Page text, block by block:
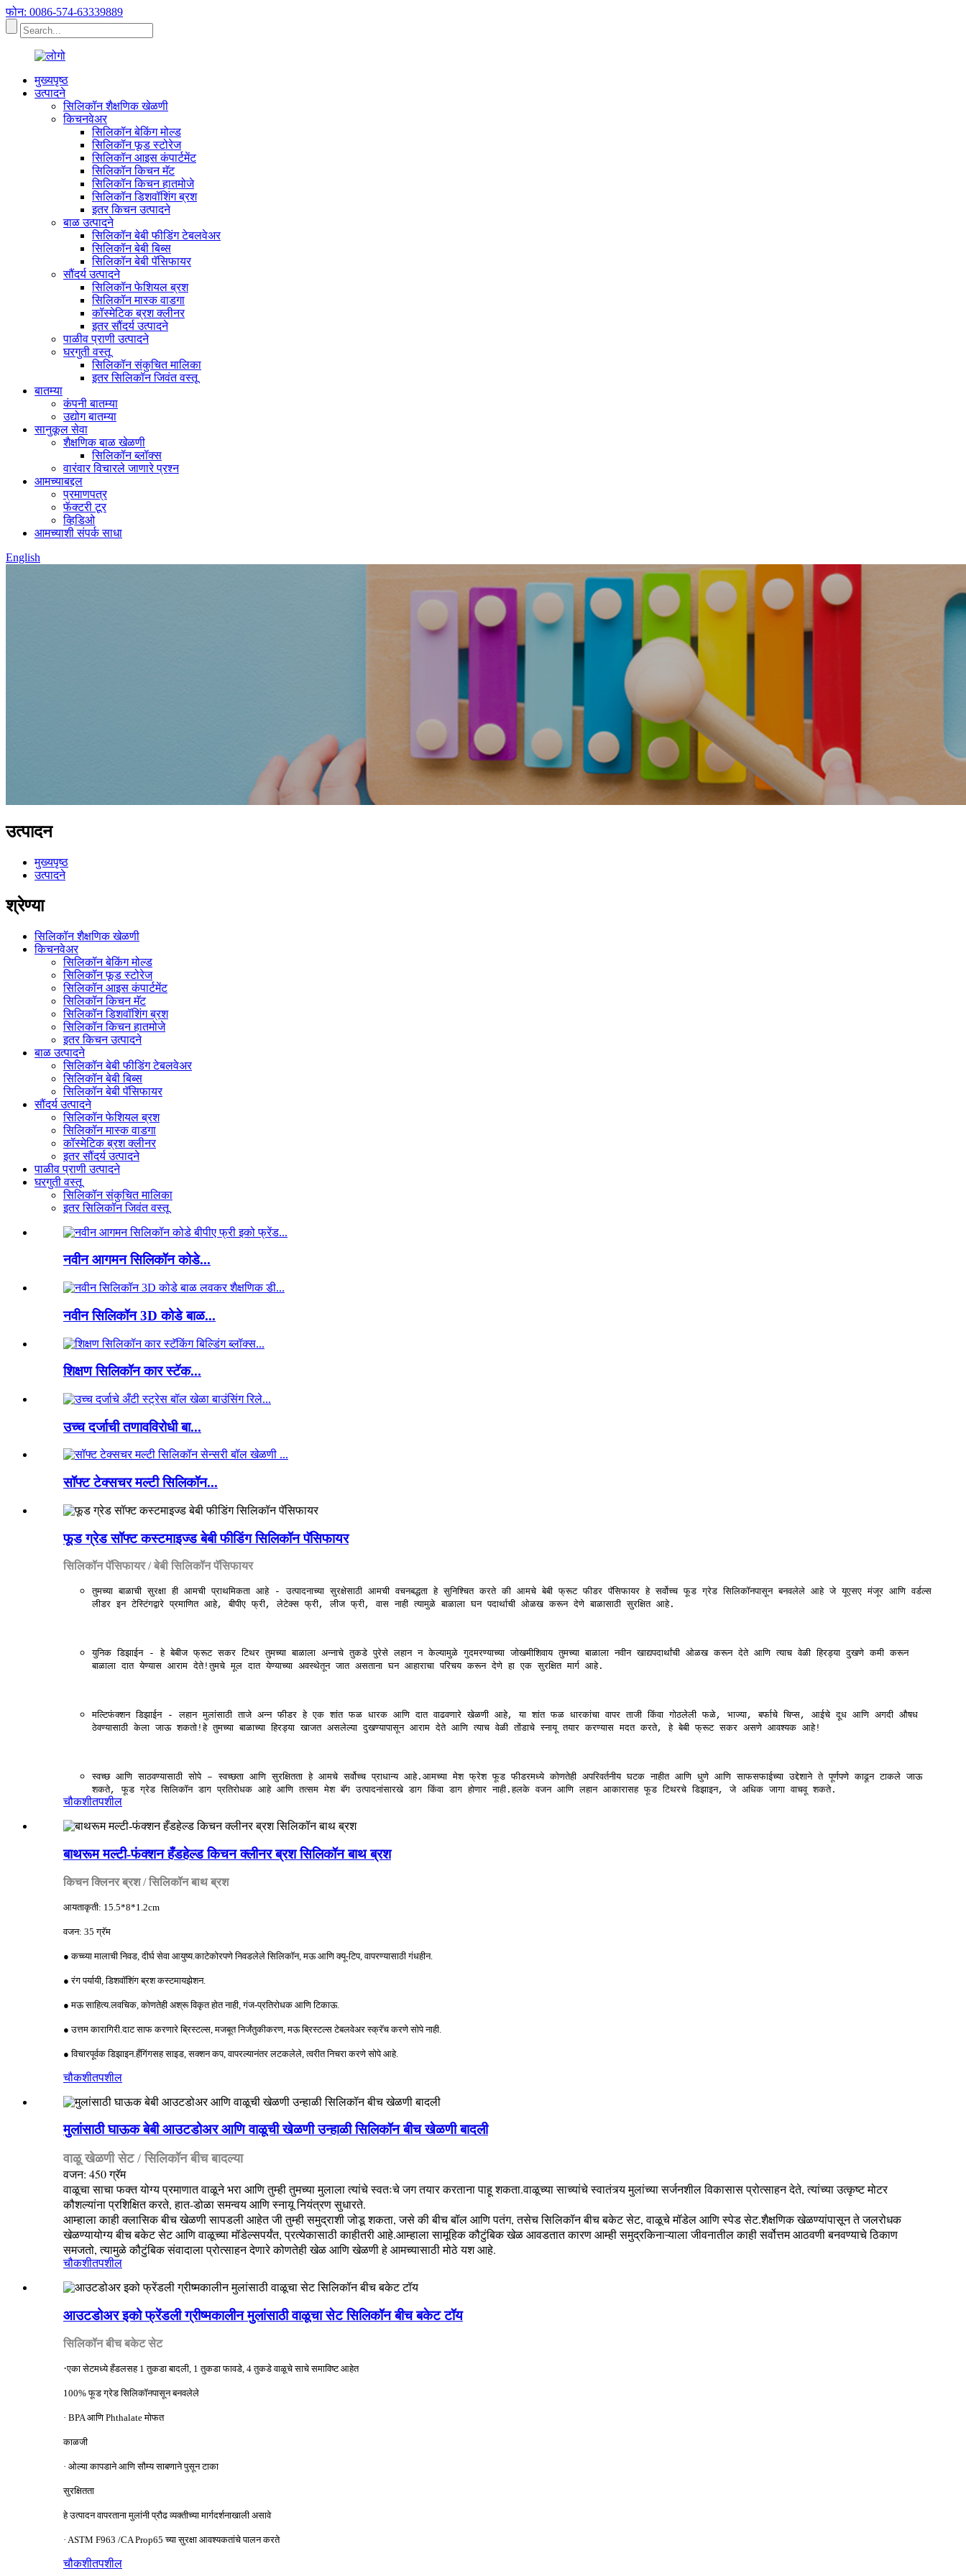
फोन: 0086-574-63339889
मुख्यपृष्ठ
उत्पादने
सिलिकॉन शैक्षणिक खेळणी
किचनवेअर
सिलिकॉन बेकिंग मोल्ड
सिलिकॉन फूड स्टोरेज
सिलिकॉन आइस कंपार्टमेंट
सिलिकॉन किचन मॅट
सिलिकॉन किचन हातमोजे
सिलिकॉन डिशवॉशिंग ब्रश
इतर किचन उत्पादने
बाळ उत्पादने
सिलिकॉन बेबी फीडिंग टेबलवेअर
सिलिकॉन बेबी बिब्स
सिलिकॉन बेबी पॅसिफायर
सौंदर्य उत्पादने
सिलिकॉन फेशियल ब्रश
सिलिकॉन मास्क वाडगा
कॉस्मेटिक ब्रश क्लीनर
इतर सौंदर्य उत्पादने
पाळीव प्राणी उत्पादने
घरगुती वस्तू
सिलिकॉन संकुचित मालिका
इतर सिलिकॉन जिवंत वस्तू
बातम्या
कंपनी बातम्या
उद्योग बातम्या
सानुकूल सेवा
शैक्षणिक बाळ खेळणी
सिलिकॉन ब्लॉक्स
वारंवार विचारले जाणारे प्रश्न
आमच्याबद्दल
प्रमाणपत्र
फॅक्टरी टूर
व्हिडिओ
आमच्याशी संपर्क साधा
English
उत्पादन
मुख्यपृष्ठ
उत्पादने
श्रेण्या
सिलिकॉन शैक्षणिक खेळणी
किचनवेअर
सिलिकॉन बेकिंग मोल्ड
सिलिकॉन फूड स्टोरेज
सिलिकॉन आइस कंपार्टमेंट
सिलिकॉन किचन मॅट
सिलिकॉन डिशवॉशिंग ब्रश
सिलिकॉन किचन हातमोजे
इतर किचन उत्पादने
बाळ उत्पादने
सिलिकॉन बेबी फीडिंग टेबलवेअर
सिलिकॉन बेबी बिब्स
सिलिकॉन बेबी पॅसिफायर
सौंदर्य उत्पादने
सिलिकॉन फेशियल ब्रश
सिलिकॉन मास्क वाडगा
कॉस्मेटिक ब्रश क्लीनर
इतर सौंदर्य उत्पादने
पाळीव प्राणी उत्पादने
घरगुती वस्तू
सिलिकॉन संकुचित मालिका
इतर सिलिकॉन जिवंत वस्तू
नवीन आगमन सिलिकॉन कोडे...
नवीन सिलिकॉन 3D कोडे बाळ...
शिक्षण सिलिकॉन कार स्टॅक...
उच्च दर्जाची तणावविरोधी बा...
सॉफ्ट टेक्सचर मल्टी सिलिकॉन...
फूड ग्रेड सॉफ्ट कस्टमाइज्ड बेबी फीडिंग सिलिकॉन पॅसिफायर
सिलिकॉन पॅसिफायर / बेबी सिलिकॉन पॅसिफायर
तुमच्या बाळाची सुरक्षा ही आमची प्राथमिकता आहे - उत्पादनाच्या सुरक्षेसाठी आमची वचनबद्धता हे सुनिश्चित करते की आमचे बेबी फ्रूट फीडर पॅसिफायर हे सर्वोच्च फूड ग्रेड सिलिकॉनपासून बनवलेले आहे जे यूएसए मंजूर आणि वर्डल्स
लीडर इन टेस्टिंगद्वारे प्रमाणित आहे, बीपीए फ्री, लेटेक्स फ्री, लीज फ्री, वास नाही त्यामुळे बाळाला घन पदार्थाची ओळख करून देणे बाळासाठी सुरक्षित आहे.
युनिक डिझाईन - हे बेबीज फ्रूट सकर टिथर तुमच्या बाळाला अन्नाचे तुकडे पुरेसे लहान न केल्यामुळे गुदमरण्याच्या जोखमीशिवाय तुमच्या बाळाला नवीन खाद्यपदार्थांची ओळख करून देते आणि त्याच वेळी हिरड्या दुखणे कमी करून
बाळाला दात येण्यास आराम देते!तुमचे मूल दात येण्याच्या अवस्थेतून जात असताना घन आहाराचा परिचय करून देणे हा एक सुरक्षित मार्ग आहे.
मल्टिफंक्शन डिझाईन - लहान मुलांसाठी ताजे अन्न फीडर हे एक शांत फळ धारक आणि दात वाढवणारे खेळणी आहे, या शांत फळ धारकांचा वापर ताजी किंवा गोठलेली फळे, भाज्या, बर्फाचे चिप्स, आईचे दूध आणि अगदी औषध
ठेवण्यासाठी केला जाऊ शकतो!हे तुमच्या बाळाच्या हिरड्या खाजत असलेल्या दुखण्यापासून आराम देते आणि त्याच वेळी तोंडाचे स्नायू तयार करण्यास मदत करते, हे बेबी फ्रूट सकर असणे आवश्यक आहे!
स्वच्छ आणि साठवण्यासाठी सोपे – स्वच्छता आणि सुरक्षितता हे आमचे सर्वोच्च प्राधान्य आहे.आमच्या मेश फ्रेश फूड फीडरमध्ये कोणतेही अपरिवर्तनीय घटक नाहीत आणि धुणे आणि साफसफाईच्या उद्देशाने ते पूर्णपणे काढून टाकले जाऊ
शकते, फूड ग्रेड सिलिकॉन डाग प्रतिरोधक आहे आणि तत्सम मेश बॅग उत्पादनांसारखे डाग किंवा डाग होणार नाही.हलके वजन आणि लहान आकारासह फूड टिथरचे डिझाइन, जे अधिक जागा वाचवू शकते.
चौकशीतपशील
बाथरूम मल्टी-फंक्शन हँडहेल्ड किचन क्लीनर ब्रश सिलिकॉन बाथ ब्रश
किचन क्लिनर ब्रश / सिलिकॉन बाथ ब्रश
आयताकृती: 15.5*8*1.2cm
वजन: 35 ग्रॅम
● कच्च्या मालाची निवड, दीर्घ सेवा आयुष्य.काटेकोरपणे निवडलेले सिलिकॉन, मऊ आणि क्यू-टिप, वापरण्यासाठी गंधहीन.
● रंग पर्यायी, डिशवॉशिंग ब्रश कस्टमायझेशन.
● मऊ साहित्य.लवचिक, कोणतेही अश्रू विकृत होत नाही, गंज-प्रतिरोधक आणि टिकाऊ.
● उत्तम कारागिरी.दाट साफ करणारे ब्रिस्टल्स, मजबूत निर्जंतुकीकरण, मऊ ब्रिस्टल्स टेबलवेअर स्क्रॅच करणे सोपे नाही.
● विचारपूर्वक डिझाइन.हँगिंगसह साइड, सक्शन कप, वापरल्यानंतर लटकलेले, त्वरीत निचरा करणे सोपे आहे.
चौकशीतपशील
मुलांसाठी घाऊक बेबी आउटडोअर आणि वाळूची खेळणी उन्हाळी सिलिकॉन बीच खेळणी बादली
वाळू खेळणी सेट / सिलिकॉन बीच बादल्या
वजन: 450 ग्रॅम
वाळूचा साचा फक्त योग्य प्रमाणात वाळूने भरा आणि तुम्ही तुमच्या मुलाला त्यांचे स्वतःचे जग तयार करताना पाहू शकता.वाळूच्या साच्यांचे स्वातंत्र्य मुलांच्या सर्जनशील विकासास प्रोत्साहन देते, त्यांच्या उत्कृष्ट मोटर
कौशल्यांना प्रशिक्षित करते, हात-डोळा समन्वय आणि स्नायू नियंत्रण सुधारते.
आम्हाला काही क्लासिक बीच खेळणी सापडली आहेत जी तुम्ही समुद्राशी जोडू शकता, जसे की बीच बॉल आणि पतंग, तसेच सिलिकॉन बीच बकेट सेट, वाळूचे मॉडेल आणि स्पेड सेट.शैक्षणिक खेळण्यांपासून ते जलरोधक
खेळण्यायोग्य बीच बकेट सेट आणि वाळूच्या मॉडेल्सपर्यंत, प्रत्येकासाठी काहीतरी आहे.आम्हाला सामूहिक कौटुंबिक खेळ आवडतात कारण आम्ही समुद्रकिनाऱ्याला जीवनातील काही सर्वोत्तम आठवणी बनवण्याचे ठिकाण
समजतो, त्यामुळे कौटुंबिक संवादाला प्रोत्साहन देणारे कोणतेही खेळ आणि खेळणी हे आमच्यासाठी मोठे यश आहे.
चौकशीतपशील
आउटडोअर इको फ्रेंडली ग्रीष्मकालीन मुलांसाठी वाळूचा सेट सिलिकॉन बीच बकेट टॉय
सिलिकॉन बीच बकेट सेट
·एका सेटमध्ये हँडलसह 1 तुकडा बादली, 1 तुकडा फावडे, 4 तुकडे वाळूचे साचे समाविष्ट आहेत
100% फूड ग्रेड सिलिकॉनपासून बनवलेले
· BPA आणि Phthalate मोफत
काळजी
· ओल्या कापडाने आणि सौम्य साबणाने पुसून टाका
सुरक्षितता
हे उत्पादन वापरताना मुलांनी प्रौढ व्यक्तीच्या मार्गदर्शनाखाली असावे
· ASTM F963 /CA Prop65 च्या सुरक्षा आवश्यकतांचे पालन करते
चौकशीतपशील